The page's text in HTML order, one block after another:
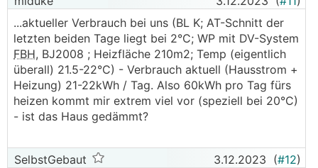
...aktueller Verbrauch bei uns (BL K; AT-Schnitt der
letzten beiden Tage liegt bei 2°C; WP mit DV-System
FBH, BJ2008 ; Heizfläche 210m2; Temp (eigentlich
überall) 21.5-22°C) - Verbrauch aktuell (Hausstrom +
Heizung) 21-22kWh / Tag. Also 60kWh pro Tag fürs
heizen kommt mir extrem viel vor (speziell bei 20°C)
- ist das Haus gedämmt?
SelbstGebaut 3.12.2023 (#12)